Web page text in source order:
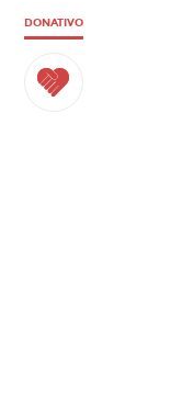
DONATIVO